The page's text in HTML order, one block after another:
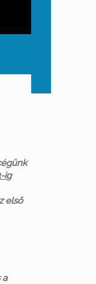
ig
első
a